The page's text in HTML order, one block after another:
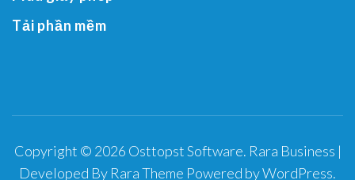
Tải phần mềm
Copyright © 2026 Osttopst Software. Rara Business |
Developed By Rara Theme Powered byWordPress.